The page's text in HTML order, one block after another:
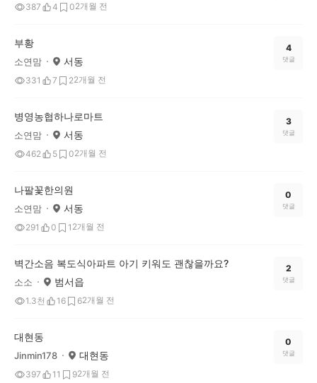
387 4 02개월 전
부황
소연맘 서동
331 7 22개월 전
4
댓글
병영농협하나로마트
소연맘 서동
462 5 02개월 전
3
댓글
나팔꽃한의원
소연맘 서동
291 0 1 2개월 전
0
댓글
벽간소음 복도식아파트 아기 키워도 괜찮을까요?
소소 범서읍
1.3천 16 62개월 전
2
댓글
대현동
Jinmin178 대현동
397 11 92개월 전
0
댓글